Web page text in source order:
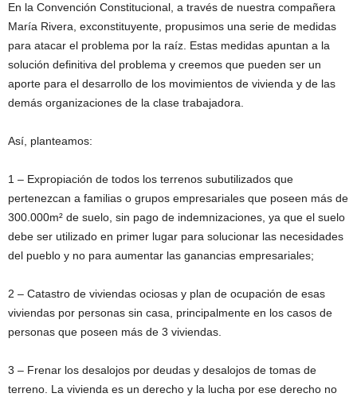
En la Convención Constitucional, a través de nuestra compañera
María Rivera, exconstituyente, propusimos una serie de medidas
para atacar el problema por la raíz. Estas medidas apuntan a la
solución definitiva del problema y creemos que pueden ser un
aporte para el desarrollo de los movimientos de vivienda y de las
demás organizaciones de la clase trabajadora.
Así, planteamos:
1 – Expropiación de todos los terrenos subutilizados que
pertenezcan a familias o grupos empresariales que poseen más de
300.000m² de suelo, sin pago de indemnizaciones, ya que el suelo
debe ser utilizado en primer lugar para solucionar las necesidades
del pueblo y no para aumentar las ganancias empresariales;
2 – Catastro de viviendas ociosas y plan de ocupación de esas
viviendas por personas sin casa, principalmente en los casos de
personas que poseen más de 3 viviendas.
3 – Frenar los desalojos por deudas y desalojos de tomas de
terreno. La vivienda es un derecho y la lucha por ese derecho no